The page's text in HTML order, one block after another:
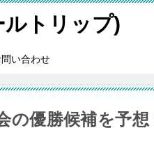
トリップ)
問い合わせ
の優勝候補を予